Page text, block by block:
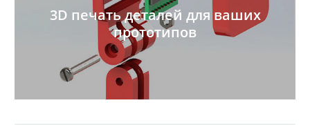
3D печать деталей для ваших
прототипов